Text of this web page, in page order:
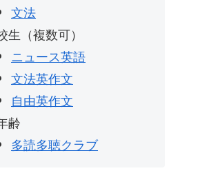
文法
生（複数可）
ニュース英語
文法英作文
自由英作文
齢
多読多聴クラブ